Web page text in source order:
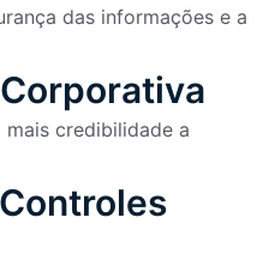
das informações e a
credibilidade a